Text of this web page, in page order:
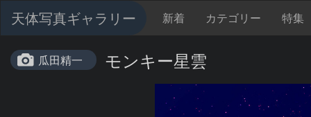
天体写真ギャラリー 新着 カテゴリー 特集
瓜田精一 モンキー星雲